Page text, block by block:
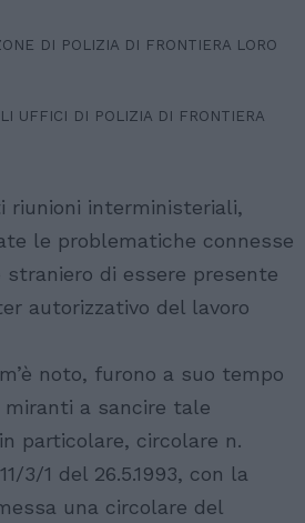
DI POLIZIA DI FRONTIERA LORO
UFFICI DI POLIZIA DI FRONTIERA
riunioni interministeriali,
le problematiche connesse
di essere presente
autorizzativo del lavoro
noto, furono a suo tempo
a sancire tale
particolare, circolare n.
3/1 del 26.5.1993, con la
una circolare del